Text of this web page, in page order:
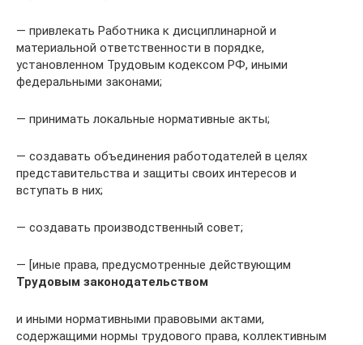
— привлекать Работника к дисциплинарной и
материальной ответственности в порядке,
установленном Трудовым кодексом РФ, иными
федеральными законами;
— принимать локальные нормативные акты;
— создавать объединения работодателей в целях
представительства и защиты своих интересов и
вступать в них;
— создавать производственный совет;
— [иные права, предусмотренные действующим
Трудовым законодательством
и иными нормативными правовыми актами,
содержащими нормы трудового права, коллективным